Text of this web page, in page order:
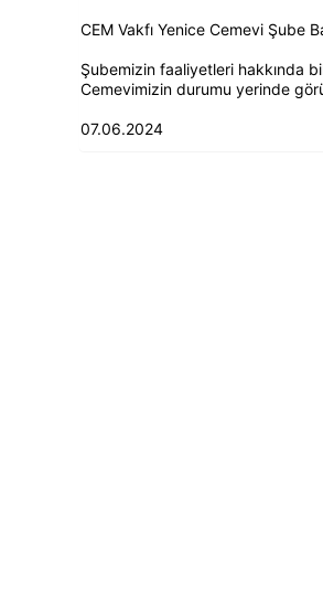
CEM Vakfı Yenice Cemevi Şube
Şubemizin faaliyetleri hakkında
Cemevimizin durumu yerinde
07.06.2024